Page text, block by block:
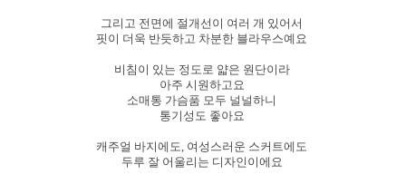
그리고 전면에 절개선이 여러 개 있어서
핏이 더욱 반듯하고 차분한 블라우스예요
비침이 있는 정도로 얇은 원단이라
아주 시원하고요
소매통 가슴품 모두 널널하니
통기성도 좋아요
캐주얼 바지에도, 여성스러운 스커트에도
두루 잘 어울리는 디자인이에요